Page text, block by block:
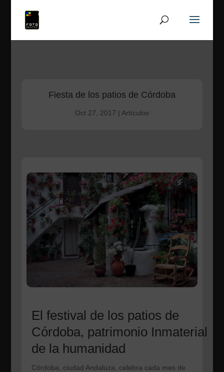
Fiesta de los patios de Córdoba
Oct 27, 2017 | Artículos
El festival de los patios de
Córdoba, patrimonio Inmaterial
de la humanidad
Córdoba, ciudad Andaluza, celebra cada mes de